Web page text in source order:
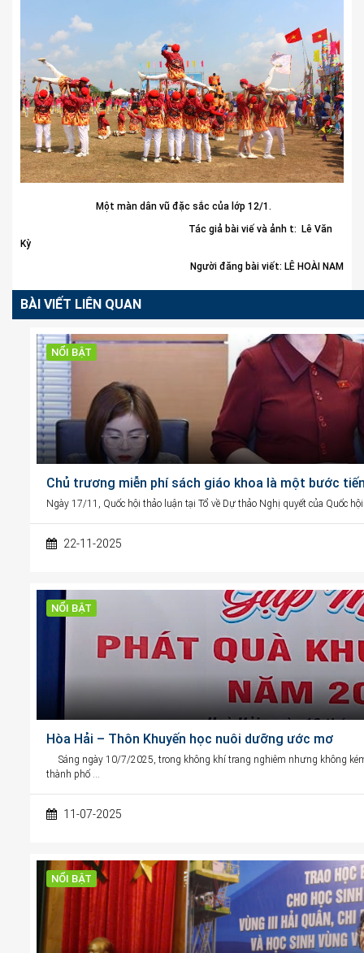
Một màn dân vũ đặc sắc của lớp 12/1.
Tác giả bài viế và ảnh t: Lê Văn
Kỳ
Người đăng bài viết: LÊ HOÀI NAM
BÀI VIẾT LIÊN QUAN
NỔI BẬT
Chủ trương miễn phí sách giáo khoa là một bước
Ngày 17/11, Quốc hội thảo luận tại Tổ về Dự thảo Nghị quyết của Quốc
22-11-2025
NỔI BẬT
Hòa Hải – Thôn Khuyến học nuôi dưỡng ước mơ
Sáng ngày 10/7/2025, trong không khí trang nghiêm nhưng không
thành phố …
11-07-2025
NỔI BẬT